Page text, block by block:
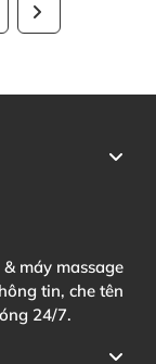
máy massage
tin, che tên
24/7.